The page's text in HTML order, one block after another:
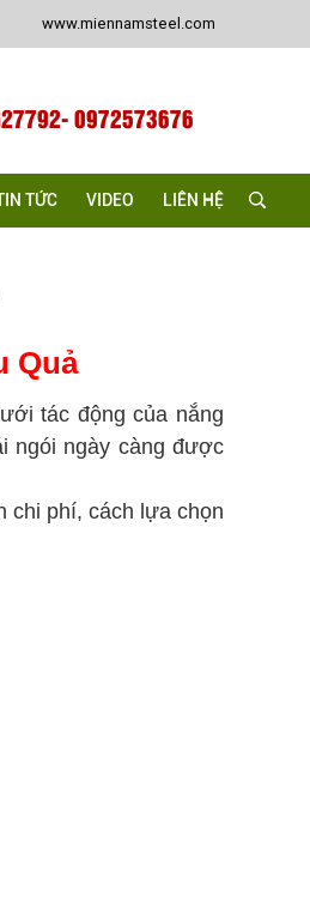
www.miennamsteel.com
- 0972573676
TỨC VIDEO LIÊN HỆ
Quả
tác động của nắng
ngói ngày càng được
chi phí, cách lựa chọn